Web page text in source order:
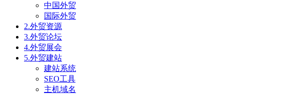
中国外贸
国际外贸
2.外贸资源
3.外贸论坛
4.外贸展会
5.外贸建站
建站系统
SEO工具
主机域名